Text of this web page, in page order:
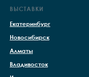
ВЫСТАВКИ
Екатеринбург
Новосибирск
Алматы
Владивосток